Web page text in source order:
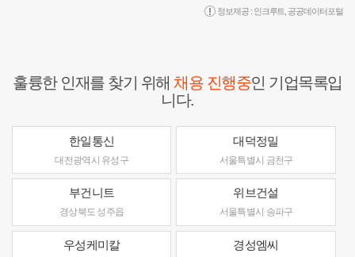
정보제공 : 인크루트 공공데이터포털
훌륭한 인재를 찾기 위해채용 진행중인 기업목록입
니다.
한일통신
대전광역시 유성구
대덕정밀
서울특별시 금천구
부건니트
경상북도 성주읍
위브건설
서울특별시 송파구
우성케미칼 경성엠씨